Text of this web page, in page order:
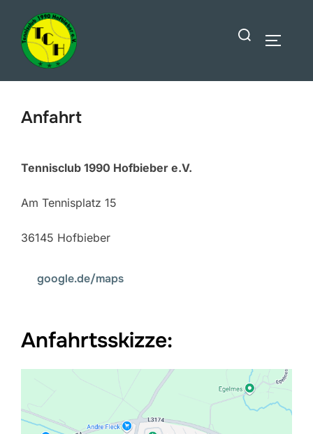
Inhalt
springen
Suchen
Anfahrt
Tennisclub 1990 Hofbieber e.V.
Am Tennisplatz 15
36145 Hofbieber
google.de/maps
Anfahrtsskizze: